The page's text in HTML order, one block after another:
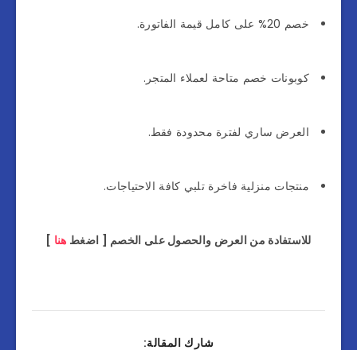
خصم 20% على كامل قيمة الفاتورة.
كوبونات خصم متاحة لعملاء المتجر.
العرض ساري لفترة محدودة فقط.
منتجات منزلية فاخرة تلبي كافة الاحتياجات.
للاستفادة من العرض والحصول على الخصم [ اضغط هنا ]
شارك المقالة: